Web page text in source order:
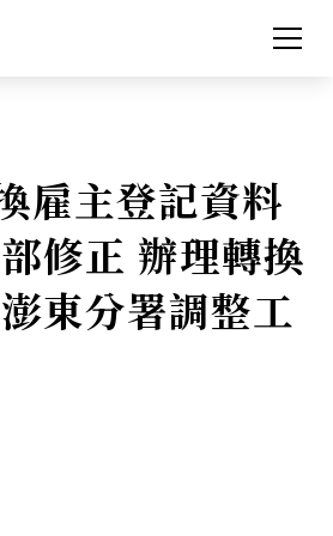
雇主登記資料
修正 辦理轉換
東分署調整工